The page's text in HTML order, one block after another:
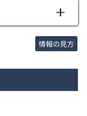
情報の見方